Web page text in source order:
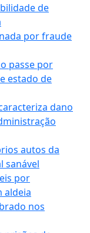
de
por fraude
passe por
estado de
dano
autos da
sanável
por
aldeia
nos